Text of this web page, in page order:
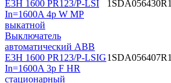
E3H 1600 PR123/P-LSI
In=1600A 4p W MP
выкатной
1SDA056430R1
Выключатель
автоматический ABB
E3H 1600 PR123/P-LSIG
In=1600A 3p F HR
стационарный
1SDA056407R1